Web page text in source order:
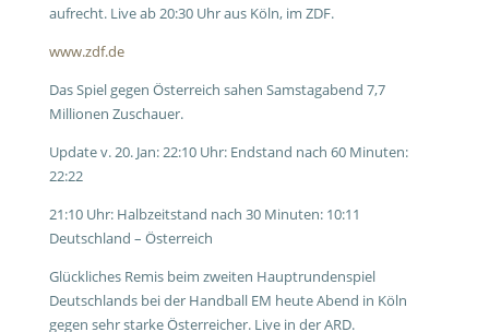
aufrecht. Live ab 20:30 Uhr aus Köln, im ZDF.
www.zdf.de
Das Spiel gegen Österreich sahen Samstagabend 7,7
Millionen Zuschauer.
Update v. 20. Jan: 22:10 Uhr: Endstand nach 60 Minuten:
22:22
21:10 Uhr: Halbzeitstand nach 30 Minuten: 10:11
Deutschland – Österreich
Glückliches Remis beim zweiten Hauptrundenspiel
Deutschlands bei der Handball EM heute Abend in Köln
gegen sehr starke Österreicher. Live in der ARD.